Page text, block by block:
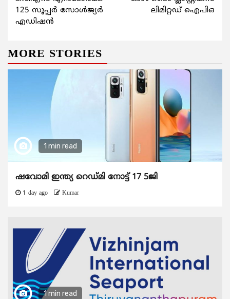
Reading
125 സൂപ്പര്‍ സോള്‍ജ്യര്‍
എഡിഷന്‍
ലിമിറ്റഡ് ഐപിഒ
MORE STORIES
1 min read
ഷവോമി ഇന്ത്യ റെഡ്മി നോട്ട് 17 5ജി
1 day ago Kumar
1 min read